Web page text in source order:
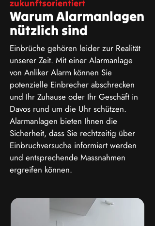
zukunftsorientiert
Warum Alarmanlagen
nützlich sind
Einbrüche gehören leider zur Realität
unserer Zeit. Mit einer Alarmanlage
von Anliker Alarm können Sie
potenzielle Einbrecher abschrecken
und Ihr Zuhause oder Ihr Geschäft in
Davos rund um die Uhr schützen.
Alarmanlagen bieten Ihnen die
Sicherheit, dass Sie rechtzeitig über
Einbruchversuche informiert werden
und entsprechende Massnahmen
ergreifen können.